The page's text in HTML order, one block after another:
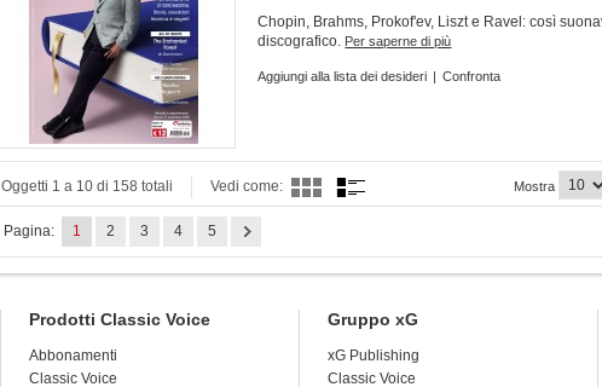
Chopin, Brahms, Prokof'ev, Liszt e Ravel: così
discografico. Per saperne di più
Aggiungi alla lista dei desideri | Confronta
Mostra
Oggetti 1 a 10 di 158 totali Vedi come:
Pagina: 1 2 3 4 5
Prodotti Classic Voice
Abbonamenti
Classic Voice
Gruppo xG
xG Publishing
Classic Voice